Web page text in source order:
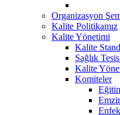
Organizasyon
Kalite Politikamız
Kalite Yönetimi
Kalite
Sağlık
Kalite
Komiteler